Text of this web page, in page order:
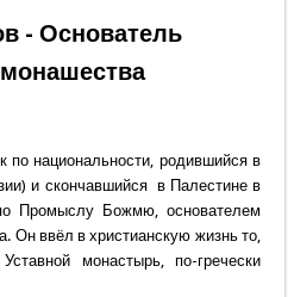
- Основатель
по национальности, родившийся в
и скончавшийся в Палестине в
Промыслу Божмю, основателем
Он ввёл в христианскую жизнь то,
монастырь, по-гречески